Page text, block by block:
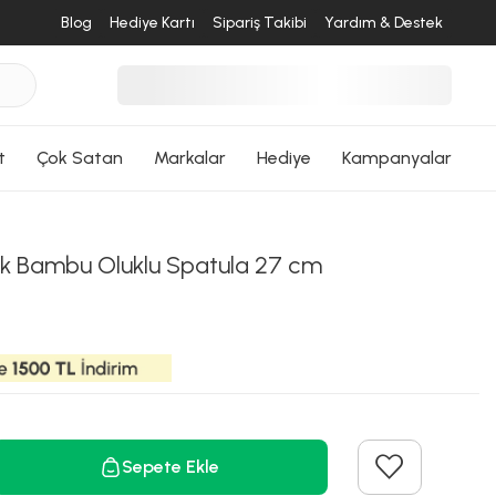
Blog Hediye Kartı Sipariş Takibi Yardım & Destek
Çok Satan Markalar Hediye Kampanyalar
Dön
Bambu Oluklu Spatula 27 cm
Sepete Ekle